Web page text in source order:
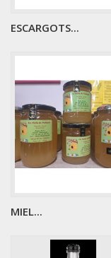
ESCARGOTS...
MIEL...